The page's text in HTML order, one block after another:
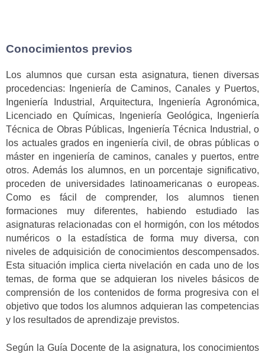
Conocimientos previos
Los alumnos que cursan esta asignatura, tienen diversas
procedencias: Ingeniería de Caminos, Canales y Puertos,
Ingeniería Industrial, Arquitectura, Ingeniería Agronómica,
Licenciado en Químicas, Ingeniería Geológica, Ingeniería
Técnica de Obras Públicas, Ingeniería Técnica Industrial, o
los actuales grados en ingeniería civil, de obras públicas o
máster en ingeniería de caminos, canales y puertos, entre
otros. Además los alumnos, en un porcentaje significativo,
proceden de universidades latinoamericanas o europeas.
Como es fácil de comprender, los alumnos tienen
formaciones muy diferentes, habiendo estudiado las
asignaturas relacionadas con el hormigón, con los métodos
numéricos o la estadística de forma muy diversa, con
niveles de adquisición de conocimientos descompensados.
Esta situación implica cierta nivelación en cada uno de los
temas, de forma que se adquieran los niveles básicos de
comprensión de los contenidos de forma progresiva con el
objetivo que todos los alumnos adquieran las competencias
y los resultados de aprendizaje previstos.
Según la Guía Docente de la asignatura, los conocimientos